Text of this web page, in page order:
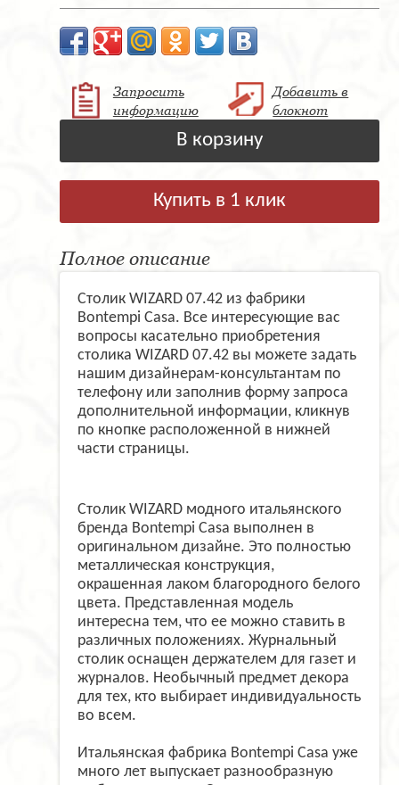
Запросить
информацию
Добавить в
блокнот
В корзину
Купить в 1 клик
Полное описание
Столик WIZARD 07.42 из фабрики
Bontempi Casa. Все интересующие вас
вопросы касательно приобретения
столика WIZARD 07.42 вы можете задать
нашим дизайнерам-консультантам по
телефону или заполнив форму запроса
дополнительной информации, кликнув
по кнопке расположенной в нижней
части страницы.
Столик WIZARD модного итальянского
бренда Bontempi Casa выполнен в
оригинальном дизайне. Это полностью
металлическая конструкция,
окрашенная лаком благородного белого
цвета. Представленная модель
интересна тем, что ее можно ставить в
различных положениях. Журнальный
столик оснащен держателем для газет и
журналов. Необычный предмет декора
для тех, кто выбирает индивидуальность
во всем.
Итальянская фабрика Bontempi Casa уже
много лет выпускает разнообразную